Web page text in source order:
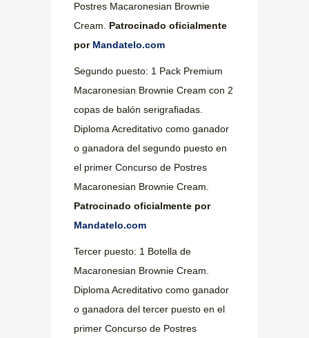
Postres Macaronesian Brownie
Cream. Patrocinado oficialmente
por Mandatelo.com
Segundo puesto: 1 Pack Premium
Macaronesian Brownie Cream con 2
copas de balón serigrafiadas.
Diploma Acreditativo como ganador
o ganadora del segundo puesto en
el primer Concurso de Postres
Macaronesian Brownie Cream.
Patrocinado oficialmente por
Mandatelo.com
Tercer puesto: 1 Botella de
Macaronesian Brownie Cream.
Diploma Acreditativo como ganador
o ganadora del tercer puesto en el
primer Concurso de Postres